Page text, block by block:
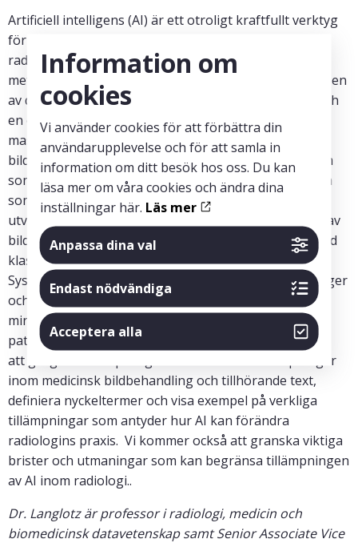
Artificiell intelligens (AI) är ett otroligt kraftfullt verktyg
för att bygga system för datorseende som stödjer
radiologers arbete. Under det senaste decenniet har
metoder för artificiell intelligens revolutionerat analysen
av digitala bilder, vilket har lett till ett stort intresse och
en explosiv tillväxt i användningen av AI och
maskininlärningsmetoder för att analysera kliniska
bilder och text. Dessa lovande tekniker skapar system
som utför vissa bildtolkningsuppgifter på samma nivå
som expertradiologer. Metoder för djupinlärning
utvecklas nu för bildrekonstruktion, kvalitetssäkring av
bilder, bildtriagering, datorstödd detektion, datorstödd
klassificering och utarbetande av radiologirapporter.
Systemen har potential att ge stöd i realtid till radiologer
och annan bildbehandlingspersonal och därigenom
minska antalet diagnostiska fel, förbättra
patientresultaten och sänka kostnaderna. Vi kommer
att gå igenom ursprunget till AI och dess tillämpningar
inom medicinsk bildbehandling och tillhörande text,
definiera nyckeltermer och visa exempel på verkliga
tillämpningar som antyder hur AI kan förändra
radiologins praxis. Vi kommer också att granska viktiga
brister och utmaningar som kan begränsa tillämpningen
av AI inom radiologi..
Dr. Langlotz är professor i radiologi, medicin och
biomedicinsk datavetenskap samt Senior Associate Vice
Information om
cookies
Vi använder cookies för att förbättra din
användarupplevelse och för att samla in
information om ditt besök hos oss. Du kan
läsa mer om våra cookies och ändra dina
inställningar här. Läs mer
Anpassa dina val
Endast nödvändiga
Acceptera alla